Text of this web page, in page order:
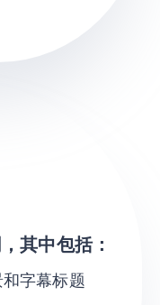
其中包括：
字幕标题